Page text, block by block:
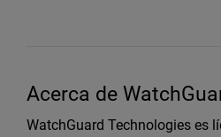
Acerca de
WatchGuard Technologies es